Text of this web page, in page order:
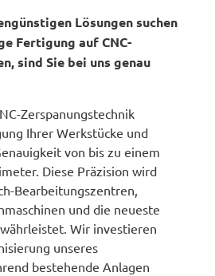
Lösungen suchen
Fertigung auf CNC-
sind Sie bei uns genau
Zerspanungstechnik
Ihrer Werkstücke und
von bis zu einem
Diese Präzision wird
Bearbeitungszentren,
und die neueste
Wir investieren
unseres
bestehende Anlagen